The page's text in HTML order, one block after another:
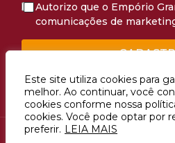
Este site utiliza cookies para
melhor. Ao continuar, você
cookies conforme nossa
cookies. Você pode optar por
preferir. LEIA MAIS
Autorizo que o Empório
comunicações de